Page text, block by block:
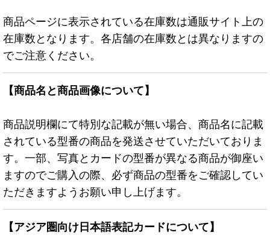
商品ページに表示されている在庫数は通販サイト上の
在庫数となります。各店舗の在庫数とは異なりますの
でご注意ください。
【商品名と商品画像について】
商品説明欄にて特別な記載が無い場合、商品名に記載
されている型番の商品を発送させていただいておりま
す。一部、写真とカードの型番が異なる商品が御座い
ますのでご購入の際、必ず商品の型番をご確認してい
ただきますようお願い申し上げます。
【アジア圏向け日本語表記カードについて】